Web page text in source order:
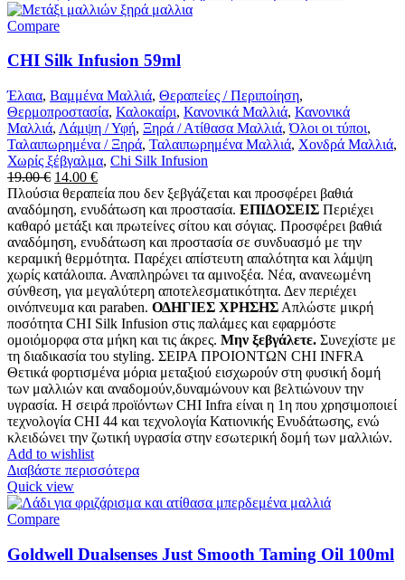
Compare
CHI Silk Infusion 59ml
Έλαια, Βαμμένα Μαλλιά, Θεραπείες / Περιποίηση,
Θερμοπροστασία, Καλοκαίρι, Κανονικά Μαλλιά, Κανονικά
Μαλλιά, Λάμψη / Υφή, Ξηρά / Ατίθασα Μαλλιά,Όλοι οι τύποι,
Ταλαιπωρημένα / Ξηρά, Ταλαιπωρημένα Μαλλιά, Χονδρά Μαλλιά,
Χωρίς ξέβγαλμα, Chi Silk Infusion
19.00€ Original
price
was:
19.00 €.
14.00 €Η
τρέχουσα
τιμή
είναι:
14.00 €.
Πλούσια θεραπεία που δεν ξεβγάζεται και προσφέρει βαθιά
αναδόμηση, ενυδάτωση και προστασία. ΕΠΙΔΟΣΕΙΣ Περιέχει
καθαρό μετάξι και πρωτείνες σίτου και σόγιας. Προσφέρει βαθιά
αναδόμηση, ενυδάτωση και προστασία σε συνδυασμό με την
κεραμική θερμότητα. Παρέχει απίστευτη απαλότητα και λάμψη
χωρίς κατάλοιπα. Αναπληρώνει τα αμινοξέα. Νέα, ανανεωμένη
σύνθεση, για μεγαλύτερη αποτελεσματικότητα. Δεν περιέχει
οινόπνευμα και paraben. ΟΔΗΓΙΕΣ ΧΡΗΣΗΣ Απλώστε μικρή
ποσότητα CHI Silk Infusion στις παλάμες και εφαρμόστε
ομοιόμορφα στα μήκη και τις άκρες. Μην ξεβγάλετε. Συνεχίστε με
τη διαδικασία του styling. ΣΕΙΡΑ ΠΡΟΙΟΝΤΩΝ CHI INFRA
Θετικά φορτισμένα μόρια μεταξιού εισχωρούν στη φυσική δομή
των μαλλιών και αναδομούν,δυναμώνουν και βελτιώνουν την
υγρασία. Η σειρά προϊόντων CHI Infra είναι η 1η που χρησιμοποιεί
τεχνολογία CHI 44 και τεχνολογία Κατιονικής Ενυδάτωσης, ενώ
κλειδώνει την ζωτική υγρασία στην εσωτερική δομή των μαλλιών.
Add to wishlist
Διαβάστε περισσότερα
Quick view
Compare
Goldwell Dualsenses Just Smooth Taming Oil 100ml